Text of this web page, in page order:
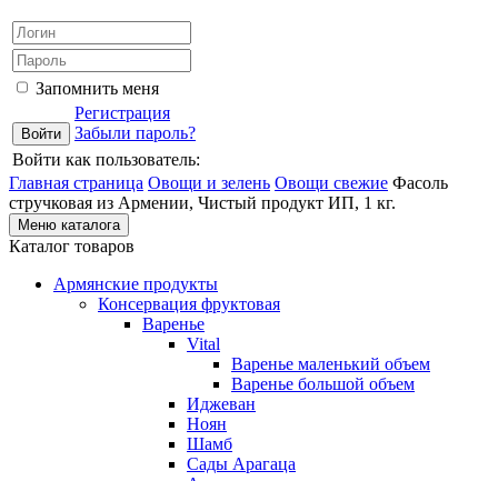
Запомнить меня
Регистрация
Забыли пароль?
Войти как пользователь:
Главная страница Овощи и зелень Овощи свежие Фасоль
стручковая из Армении, Чистый продукт ИП, 1 кг.
Меню каталога
Каталог товаров
Армянские продукты
Консервация фруктовая
Варенье
Vital
Варенье маленький объем
Варенье большой объем
Иджеван
Ноян
Шамб
Сады Арагаца